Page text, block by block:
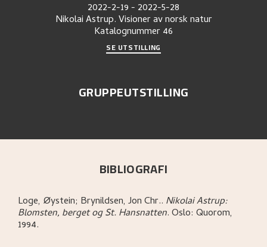
2022-2-19- 2022-5-28
Nikolai Astrup. Visioner av norsk natur
Katalognummer46
SE UTSTILLING
GRUPPEUTSTILLING
BIBLIOGRAFI
Loge, Øystein; Brynildsen, Jon Chr.. Nikolai Astrup:
Blomsten, berget og St. Hansnatten.Oslo: Quorom,
1994.